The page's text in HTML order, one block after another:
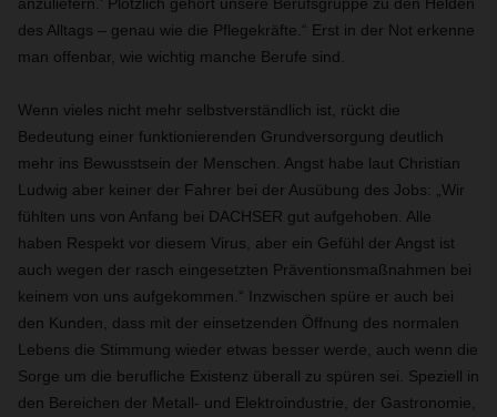
des Alltags – genau wie die Pflegekräfte.“ Erst in der Not erkenne
man offenbar, wie wichtig manche Berufe sind.
Wenn vieles nicht mehr selbstverständlich ist, rückt die
Bedeutung einer funktionierenden Grundversorgung deutlich
mehr ins Bewusstsein der Menschen. Angst habe laut Christian
Ludwig aber keiner der Fahrer bei der Ausübung des Jobs: „Wir
fühlten uns von Anfang bei DACHSER gut aufgehoben. Alle
haben Respekt vor diesem Virus, aber ein Gefühl der Angst ist
auch wegen der rasch eingesetzten Präventionsmaßnahmen bei
keinem von uns aufgekommen.“ Inzwischen spüre er auch bei
den Kunden, dass mit der einsetzenden Öffnung des normalen
Lebens die Stimmung wieder etwas besser werde, auch wenn die
Sorge um die berufliche Existenz überall zu spüren sei. Speziell in
den Bereichen der Metall- und Elektroindustrie, der Gastronomie,